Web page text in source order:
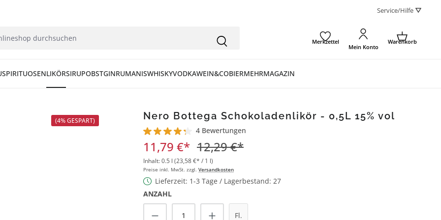
Service/Hilfe ⛛
Merkzettel
Mein Konto
Warenkorb
SPIRITUOSENLIKÖRSIRUPOBSTGINRUMANISWHISKYVODKAWEIN&COBIERMEHRMAGAZIN
(4% GESPART) Nero Bottega Schokoladenlikör - 0,5L 15% vol
Durchschnittliche Bewertung von 4.2 von 5 Sternen
4 Bewertungen
11,79 €* 12,29 €*
Inhalt:0.5 l (23,58 €* / 1 l)
Preise inkl. MwSt. zzgl. Versandkosten
Lieferzeit: 1-3 Tage / Lagerbestand: 27
ANZAHL
Produkt Anzahl: Gib den gewünschten Wert ein
Fl.